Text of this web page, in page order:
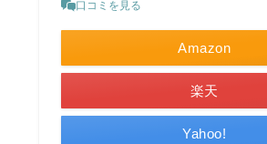
口コミを見る
Amazon
楽天
Yahoo!